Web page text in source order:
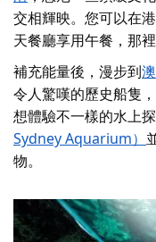
交相輝映。您可以在
天餐廳享用午餐，那
補充能量後，漫步到
令人驚嘆的歷史船隻
想體驗不一樣的水上
Sydney Aquarium）
物。